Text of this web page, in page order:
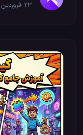
۲۳ فروردین ۱۴۰۵